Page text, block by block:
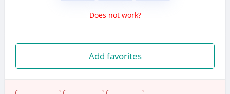
Does not work?
Add favorites